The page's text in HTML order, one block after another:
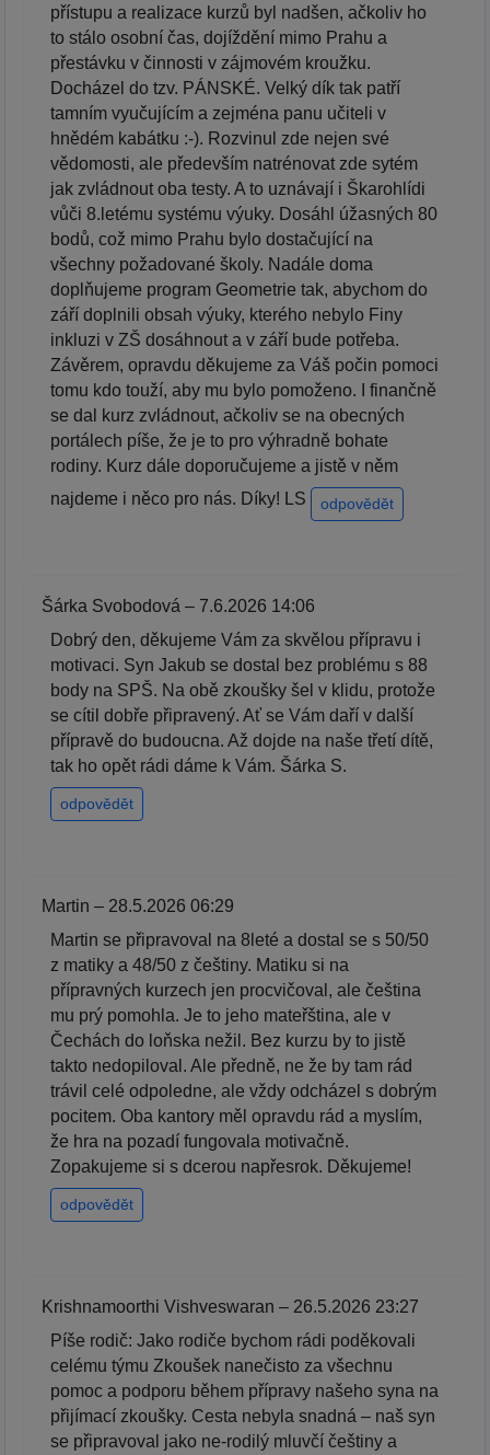
přístupu a realizace kurzů byl nadšen, ačkoliv ho
to stálo osobní čas, dojíždění mimo Prahu a
přestávku v činnosti v zájmovém kroužku.
Docházel do tzv. PÁNSKÉ. Velký dík tak patří
tamním vyučujícím a zejména panu učiteli v
hnědém kabátku :-). Rozvinul zde nejen své
vědomosti, ale především natrénovat zde sytém
jak zvládnout oba testy. A to uznávají i Škarohlídi
vůči 8.letému systému výuky. Dosáhl úžasných 80
bodů, což mimo Prahu bylo dostačující na
všechny požadované školy. Nadále doma
doplňujeme program Geometrie tak, abychom do
září doplnili obsah výuky, kterého nebylo Finy
inkluzi v ZŠ dosáhnout a v září bude potřeba.
Závěrem, opravdu děkujeme za Váš počin pomoci
tomu kdo touží, aby mu bylo pomoženo. I finančně
se dal kurz zvládnout, ačkoliv se na obecných
portálech píše, že je to pro výhradně bohate
rodiny. Kurz dále doporučujeme a jistě v něm
najdeme i něco pro nás. Díky! LS
odpovědět
Šárka Svobodová – 7.6.2026 14:06
Dobrý den, děkujeme Vám za skvělou přípravu i
motivaci. Syn Jakub se dostal bez problému s 88
body na SPŠ. Na obě zkoušky šel v klidu, protože
se cítil dobře připravený. Ať se Vám daří v další
přípravě do budoucna. Až dojde na naše třetí dítě,
tak ho opět rádi dáme k Vám. Šárka S.
odpovědět
Martin – 28.5.2026 06:29
Martin se připravoval na 8leté a dostal se s 50/50
z matiky a 48/50 z češtiny. Matiku si na
přípravných kurzech jen procvičoval, ale čeština
mu prý pomohla. Je to jeho mateřština, ale v
Čechách do loňska nežil. Bez kurzu by to jistě
takto nedopiloval. Ale předně, ne že by tam rád
trávil celé odpoledne, ale vždy odcházel s dobrým
pocitem. Oba kantory měl opravdu rád a myslím,
že hra na pozadí fungovala motivačně.
Zopakujeme si s dcerou napřesrok. Děkujeme!
odpovědět
Krishnamoorthi Vishveswaran – 26.5.2026 23:27
Píše rodič: Jako rodiče bychom rádi poděkovali
celému týmu Zkoušek nanečisto za všechnu
pomoc a podporu během přípravy našeho syna na
přijímací zkoušky. Cesta nebyla snadná – naš syn
se připravoval jako ne-rodilý mluvčí češtiny a